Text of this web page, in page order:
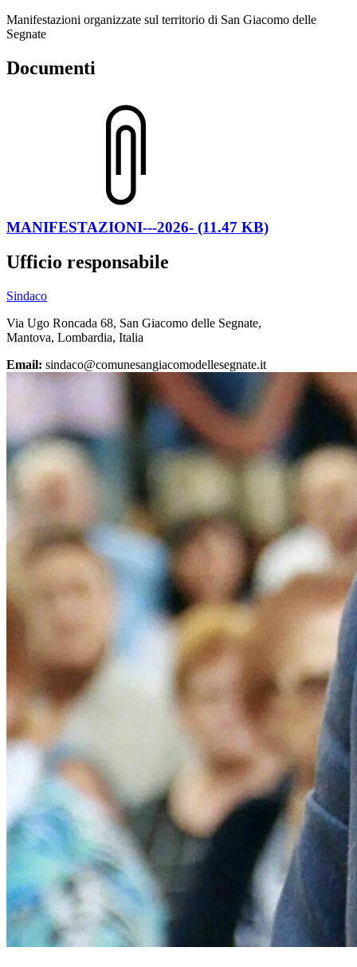
Manifestazioni organizzate sul territorio di San Giacomo delle
Segnate
Documenti
MANIFESTAZIONI---2026- (11.47 KB)
Ufficio responsabile
Sindaco
Via Ugo Roncada 68, San Giacomo delle Segnate,
Mantova, Lombardia, Italia
Email: sindaco@comunesangiacomodellesegnate.it